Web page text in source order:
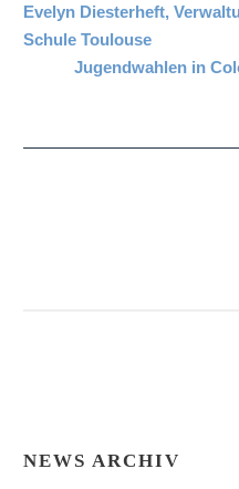
Evelyn Diesterheft,
Schule Toulouse
Jugendwahlen in
NEWS ARCHIV